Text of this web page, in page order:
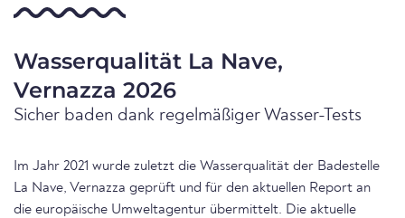
Wasserqualität La Nave,
Vernazza 2026
Sicher baden dank regelmäßiger Wasser-Tests
Im Jahr 2021 wurde zuletzt die Wasserqualität der Badestelle
La Nave, Vernazza geprüft und für den aktuellen Report an
die europäische Umweltagentur übermittelt. Die aktuelle